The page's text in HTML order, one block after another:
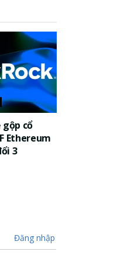
gộp cổ
Ethereum
3
Đăng nhập